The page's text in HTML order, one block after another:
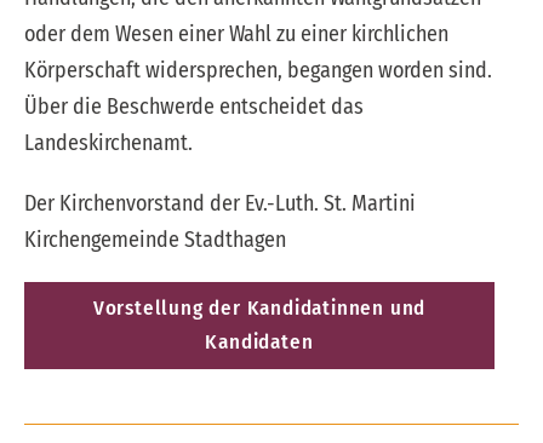
oder dem Wesen einer Wahl zu einer kirchlichen
Körperschaft widersprechen, begangen worden sind.
Über die Beschwerde entscheidet das
Landeskirchenamt.
Der Kirchenvorstand der Ev.-Luth. St. Martini
Kirchengemeinde Stadthagen
Vorstellung der Kandidatinnen und
Kandidaten